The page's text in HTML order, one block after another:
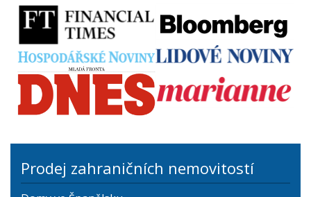
Prodej zahraničních nemovitostí